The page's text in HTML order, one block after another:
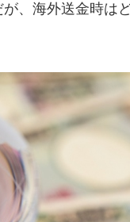
、海外送金時は